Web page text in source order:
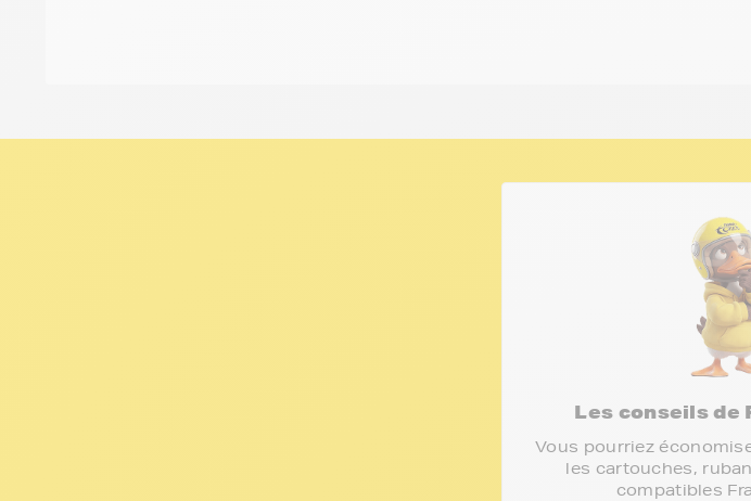
Les conseils de
Vous pourriez
les cartouches,
compatibles